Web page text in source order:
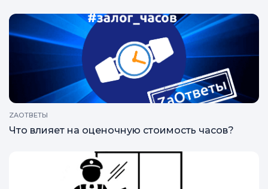
ZAОТВЕТЫ
Что влияет на оценочную стоимость часов?